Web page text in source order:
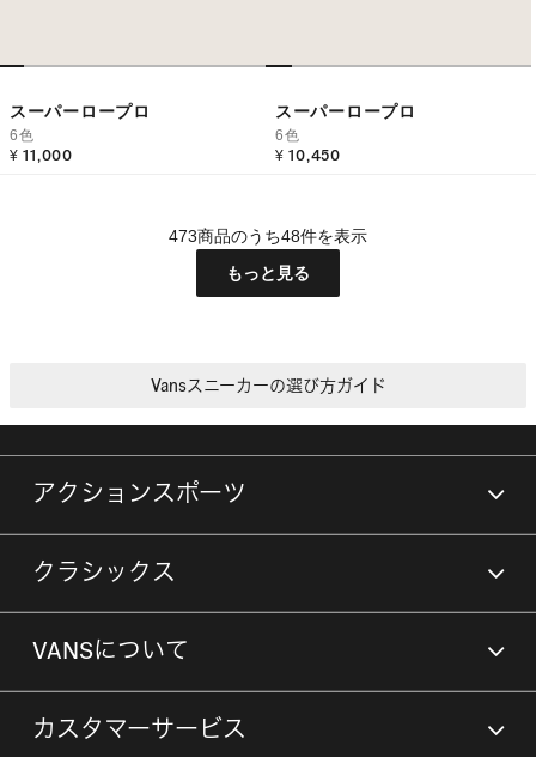
スーパーロープロ
6色
¥ 11,000
スーパーロープロ
6色
¥ 10,450
473商品のうち48件を表示
もっと見る
Vansスニーカーの選び方ガイド
アクションスポーツ
クラシックス
VANSについて
カスタマーサービス